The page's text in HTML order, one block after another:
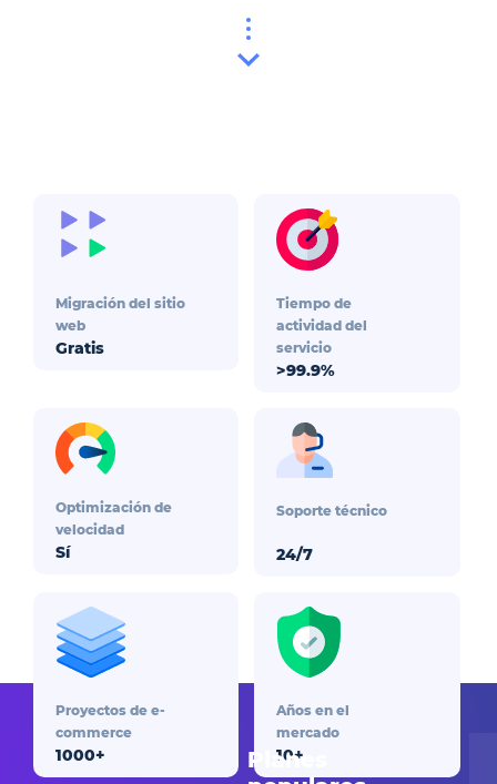
Migración del sitio
web
Gratis
Tiempo de
actividad del
servicio
>99.9%
Optimización de
velocidad
Sí
Soporte técnico
24/7
Proyectos de e-
commerce
1000+
Años en el
mercado
10+
Planes